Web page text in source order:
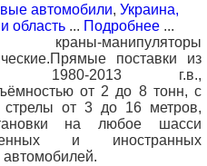
автомобили, Украина,
область ... Подробнее ...
краны-манипуляторы
поставки из
1980-2013 г.в.,
от 2 до 8 тонн, с
стрелы от 3 до 16 метров,
на любое шасси
и иностранных
автомобилей.